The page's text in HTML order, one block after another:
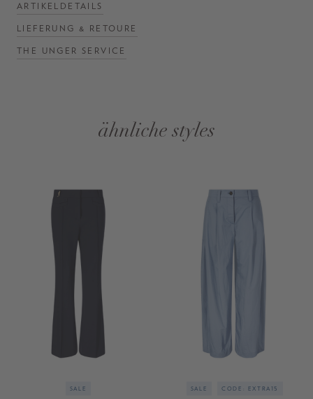
ARTIKELDETAILS
LIEFERUNG & RETOURE
THE UNGER SERVICE
ähnliche styles
SALE SALE CODE: EXTRA15